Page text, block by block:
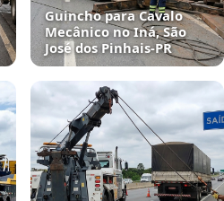
Guincho para Cavalo
Mecânico no Iná, São
José dos Pinhais‑PR